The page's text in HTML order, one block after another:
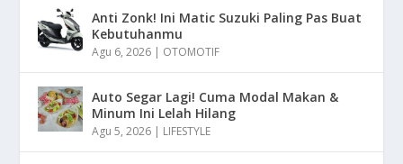
Anti Zonk! Ini Matic Suzuki Paling Pas Buat
Kebutuhanmu
Agu 6, 2026 | OTOMOTIF
Auto Segar Lagi! Cuma Modal Makan &
Minum Ini Lelah Hilang
Agu 5, 2026 | LIFESTYLE